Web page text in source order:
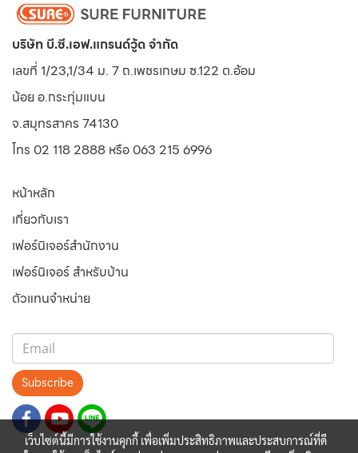
โดดเด่นน่าสนใจ
บริษัท บี.ซี.เอฟ.แกรนด์วู้ด จำกัด
เลขที่ 1/23,1/34 ม. 7 ถ.เพชรเกษม ซ.122 ต.อ้อม
น้อย อ.กระทุ่มแบน
จ.สมุทรสาคร 74130
โทร 02 118 2888 หรือ 063 215 6996
หน้าหลัก
เกี่ยวกับเรา
เฟอร์นิเจอร์สำนักงาน
เฟอร์นิเจอร์ สำหรับบ้าน
ตัวแทนจำหน่าย
Subscribe
เว็บไซต์นี้มีการใช้งานคุกกี้ เพื่อเพิ่มประสิทธิภาพและประสบการณ์ที่ดี